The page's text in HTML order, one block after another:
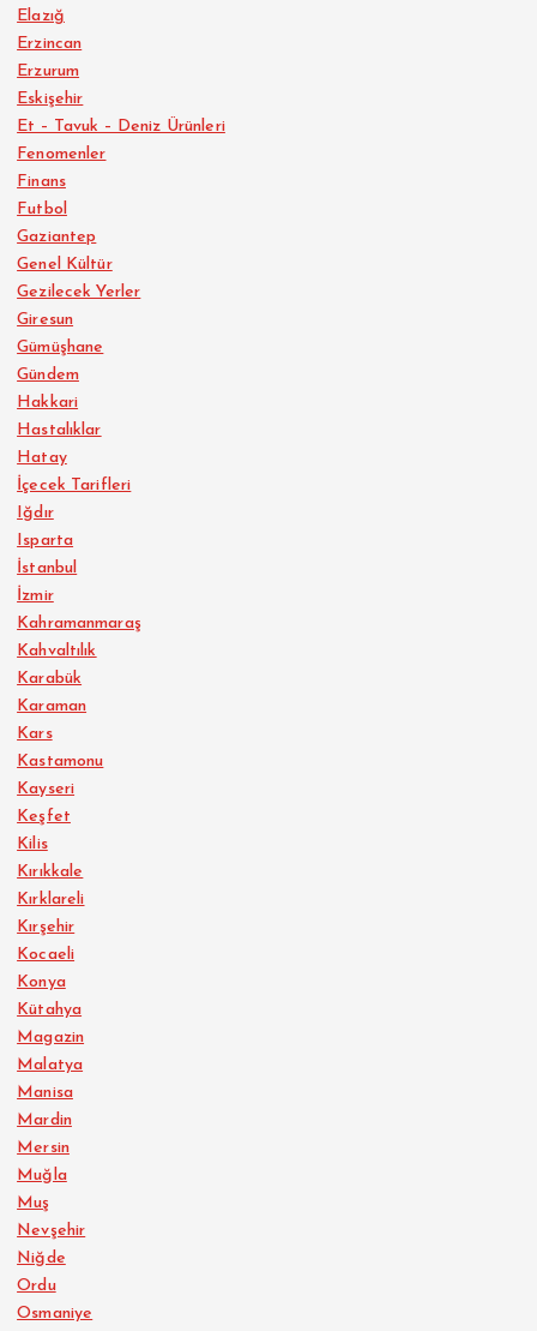
Elazığ
Erzincan
Erzurum
Eskişehir
Et – Tavuk – Deniz Ürünleri
Fenomenler
Finans
Futbol
Gaziantep
Genel Kültür
Gezilecek Yerler
Giresun
Gümüşhane
Gündem
Hakkari
Hastalıklar
Hatay
İçecek Tarifleri
Iğdır
Isparta
İstanbul
İzmir
Kahramanmaraş
Kahvaltılık
Karabük
Karaman
Kars
Kastamonu
Kayseri
Keşfet
Kilis
Kırıkkale
Kırklareli
Kırşehir
Kocaeli
Konya
Kütahya
Magazin
Malatya
Manisa
Mardin
Mersin
Muğla
Muş
Nevşehir
Niğde
Ordu
Osmaniye